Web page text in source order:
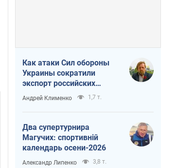
Как атаки Сил обороны
Украины сократили
экспорт российских
нефтепродуктов
Андрей Клименко 1,7 т.
Два супертурнира
Магучих: спортивній
календарь осени-2026
Александр Липенко 3,8 т.